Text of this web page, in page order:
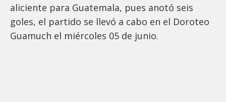
aliciente para Guatemala, pues anotó seis
goles, el partido se llevó a cabo en el Doroteo
Guamuch el miércoles 05 de junio.